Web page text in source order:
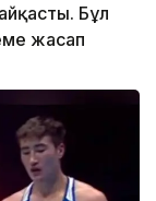
Бұл
жасап